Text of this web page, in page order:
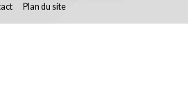
Plan du site